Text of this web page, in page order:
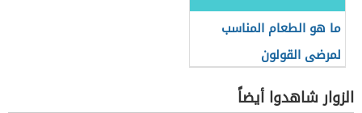
ما هو الطعام المناسب
لمرضى القولون
الزوار شاهدوا أيضاً